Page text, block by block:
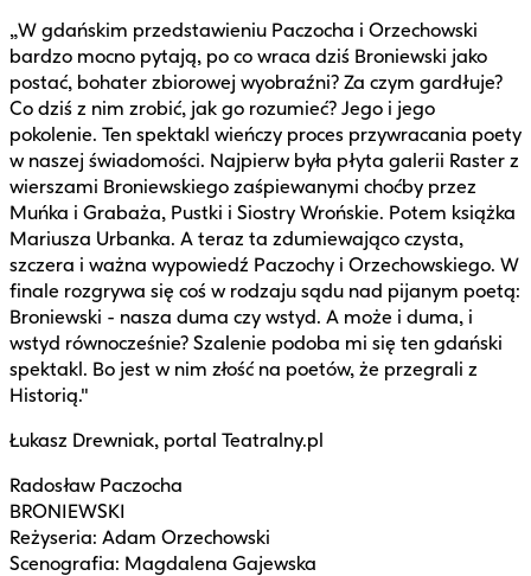
„W gdańskim przedstawieniu Paczocha i Orzechowski
bardzo mocno pytają, po co wraca dziś Broniewski jako
postać, bohater zbiorowej wyobraźni? Za czym gardłuje?
Co dziś z nim zrobić, jak go rozumieć? Jego i jego
pokolenie. Ten spektakl wieńczy proces przywracania poety
w naszej świadomości. Najpierw była płyta galerii Raster z
wierszami Broniewskiego zaśpiewanymi choćby przez
Muńka i Grabaża, Pustki i Siostry Wrońskie. Potem książka
Mariusza Urbanka. A teraz ta zdumiewająco czysta,
szczera i ważna wypowiedź Paczochy i Orzechowskiego. W
finale rozgrywa się coś w rodzaju sądu nad pijanym poetą:
Broniewski - nasza duma czy wstyd. A może i duma, i
wstyd równocześnie? Szalenie podoba mi się ten gdański
spektakl. Bo jest w nim złość na poetów, że przegrali z
Historią."
Łukasz Drewniak, portal Teatralny.pl
Radosław Paczocha
BRONIEWSKI
Reżyseria: Adam Orzechowski
Scenografia: Magdalena Gajewska